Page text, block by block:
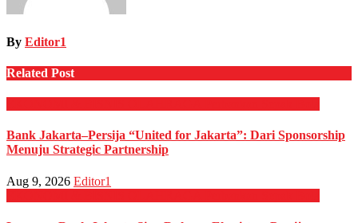
By Editor1
Related Post
Bank Jakarta–Persija “United for Jakarta”: Dari Sponsorship
Menuju Strategic Partnership
Aug 9, 2026 Editor1